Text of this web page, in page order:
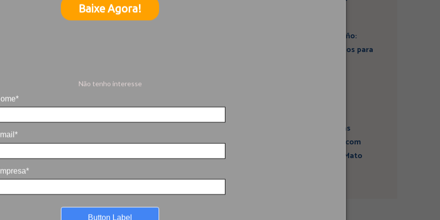
Baixe Agora!
Não tenho interesse
Button Label
Artigo: Super El Niño:
estamos preparados para
atividades sísmicas
fortalece diálogo com
comunidades em Mato